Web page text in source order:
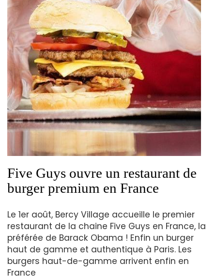
Five Guys ouvre un restaurant de
burger premium en France
Le 1er août, Bercy Village accueille le premier
restaurant de la chaine Five Guys en France, la
préférée de Barack Obama ! Enfin un burger
haut de gamme et authentique à Paris. Les
burgers haut-de-gamme arrivent enfin en
France